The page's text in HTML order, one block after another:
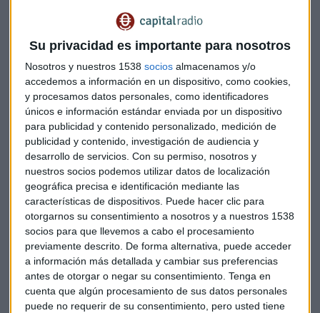
Su privacidad es importante para nosotros
Nosotros y nuestros 1538 socios almacenamos y/o
accedemos a información en un dispositivo, como cookies,
y procesamos datos personales, como identificadores
únicos e información estándar enviada por un dispositivo
para publicidad y contenido personalizado, medición de
publicidad y contenido, investigación de audiencia y
desarrollo de servicios. Con su permiso, nosotros y
nuestros socios podemos utilizar datos de localización
geográfica precisa e identificación mediante las
características de dispositivos. Puede hacer clic para
otorgarnos su consentimiento a nosotros y a nuestros 1538
socios para que llevemos a cabo el procesamiento
previamente descrito. De forma alternativa, puede acceder
a información más detallada y cambiar sus preferencias
antes de otorgar o negar su consentimiento. Tenga en
cuenta que algún procesamiento de sus datos personales
puede no requerir de su consentimiento, pero usted tiene
Tampoco puede descartarse una nueva escalada en la
disputa comercial entre China y Estados Unidos. La
ralentización excesiva del sector inmobiliario es otro de los
riesgos a la baja del crecimiento chino. El sector se enfrenta
en 2022 a la estricta normativa para frenar su
sobrecalentamiento, que se traduce en un endurecimiento
de sus condiciones de financiación e importantes
problemas de liquidez en de sus actores.
Respecto a la demanda interna señala que se está viendo
afectada la estrategia de Covid-cero, que supone estrictas
medidas de contención ante nuevos brotes y tiene un
impacto negativo en el consumo nacional y las cadenas de
suministro. La previsión actual deCrédito y Cauciónes que
el consumo privado se ralentice hasta el 5% este año, pero
el deterioro podría ser aún mayor si persiste el actual
aumento de casos de Covid-19, afectando a las propias